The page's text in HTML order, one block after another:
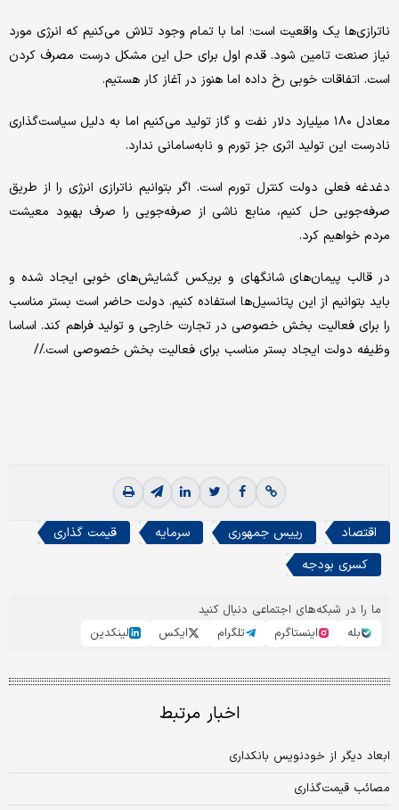
ناترازی‌ها یک واقعیت است؛ اما با تمام وجود تلاش می‌کنیم که انرژی مورد
نیاز صنعت تامین شود. قدم اول برای حل این مشکل درست مصرف کردن
است. اتفاقات خوبی رخ داده اما هنوز در آغاز کار هستیم.
معادل ۱۸۰ میلیارد دلار نفت و گاز تولید می‌کنیم اما به دلیل سیاست‌گذاری
نادرست این تولید اثری جز تورم و نابه‌سامانی ندارد.
دغدغه فعلی دولت کنترل تورم است. اگر بتوانیم ناترازی انرژی را از طریق
صرفه‌جویی حل کنیم، منابع ناشی از صرفه‌جویی را صرف بهبود معیشت
مردم خواهیم کرد.
در قالب پیمان‌های شانگهای و بریکس گشایش‌های خوبی ایجاد شده و
باید بتوانیم از این پتانسیل‌ها استفاده کنیم. دولت حاضر است بستر مناسب
را برای فعالیت بخش خصوصی در تجارت خارجی و تولید فراهم کند. اساسا
وظیفه دولت ایجاد بستر مناسب برای فعالیت بخش خصوصی است.//
اقتصاد رییس جمهوری سرمایه
قیمت گذاری
کسری بودجه
ما را در شبکه‌های اجتماعی دنبال کنید
بله
اینستاگرم تلگرام ایکس لینکدین
اخبار مرتبط
ابعاد دیگر از خودنویس بانکداری
مصائب قیمت‌گذاری